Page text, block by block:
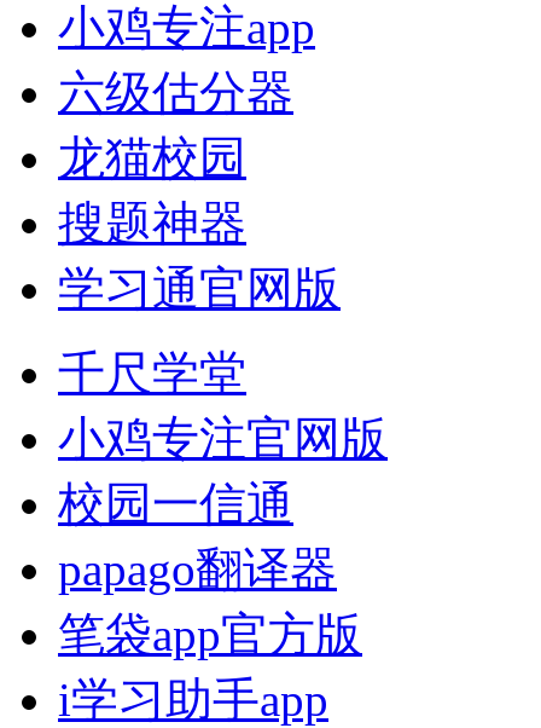
小鸡专注app
六级估分器
龙猫校园
搜题神器
学习通官网版
千尺学堂
小鸡专注官网版
校园一信通
papago翻译器
笔袋app官方版
i学习助手app